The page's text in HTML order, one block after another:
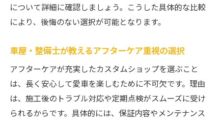
について詳細に確認しましょう。こうした具体的な比較
により、後悔のない選択が可能となります。
車屋・整備士が教えるアフターケア重視の選択
アフターケアが充実したカスタムショップを選ぶこと
は、長く安心して愛車を楽しむために不可欠です。理由
は、施工後のトラブル対応や定期点検がスムーズに受け
られるからです。具体的には、保証内容やメンテナンス